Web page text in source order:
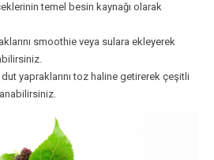
temel besin kaynağı olarak
smoothie veya sulara ekleyerek
yapraklarını toz haline getirerek çeşitli